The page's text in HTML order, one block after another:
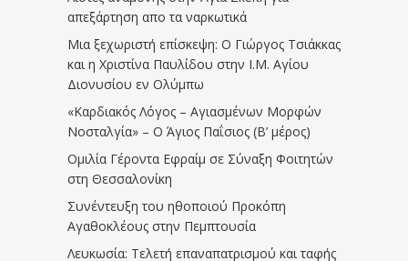
απεξάρτηση απο τα ναρκωτικά
Μια ξεχωριστή επίσκεψη: Ο Γιώργος Τσιάκκας
και η Χριστίνα Παυλίδου στην Ι.Μ. Αγίου
Διονυσίου εν Ολύμπω
«Καρδιακός Λόγος – Αγιασμένων Μορφών
Νοσταλγία» – Ο Άγιος Παΐσιος (Β’ μέρος)
Ομιλία Γέροντα Εφραίμ σε Σύναξη Φοιτητών
στη Θεσσαλονίκη
Συνέντευξη του ηθοποιού Προκόπη
Αγαθοκλέους στην Πεμπτουσία
Λευκωσία: Τελετή επαναπατρισμού και ταφής